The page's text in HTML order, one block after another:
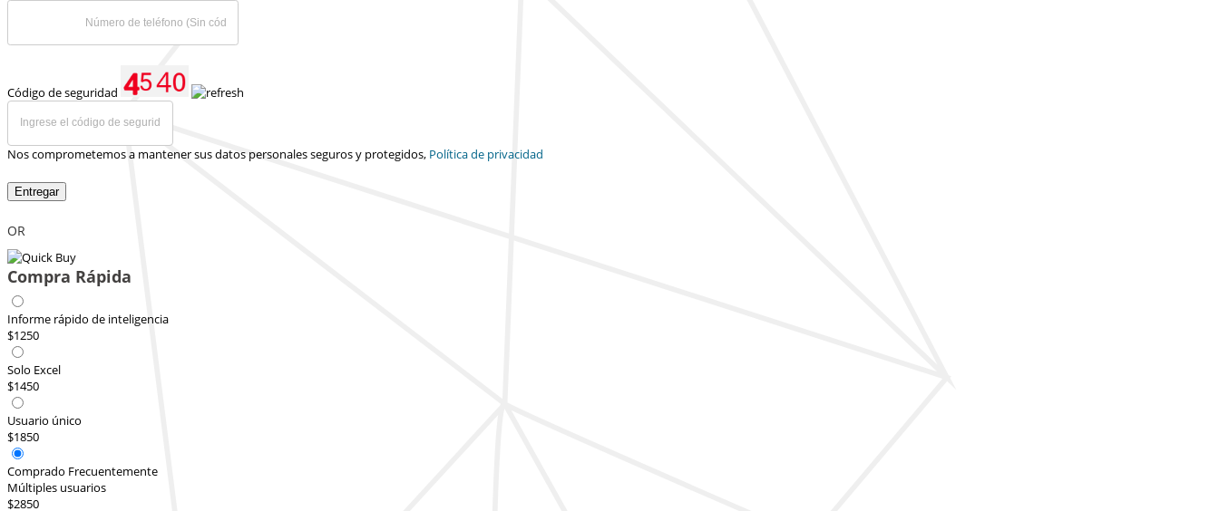
Código de seguridad
Nos comprometemos a mantener sus datos personales seguros y protegidos, Política de privacidad
Entregar
OR
Compra Rápida
Informe rápido de inteligencia
$1250
Solo Excel
$1450
Usuario único
$1850
Comprado Frecuentemente
Múltiples usuarios
$2850